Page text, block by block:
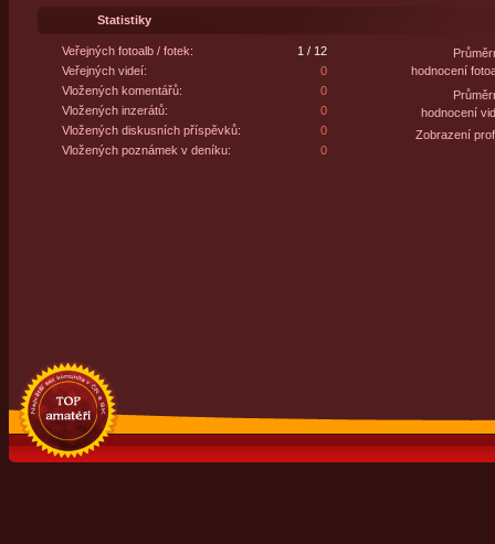
Statistiky
Veřejných fotoalb / fotek:
1 / 12
Veřejných videí:
0
Vložených komentářů:
0
Vložených inzerátů:
0
Vložených diskusních příspěvků:
0
Vložených poznámek v deníku:
0
hodnocení
hodnocení
Zobrazení